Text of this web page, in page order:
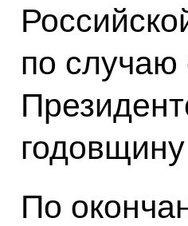
по случаю
По